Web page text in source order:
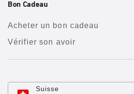
Bon Cadeau
Acheter un bon cadeau
Vérifier son avoir
Suisse